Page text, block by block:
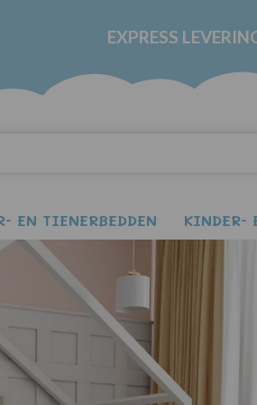
EXPRESS
EN TIENERBEDDEN KINDER-
Huisbed COMET 120x200 met laden